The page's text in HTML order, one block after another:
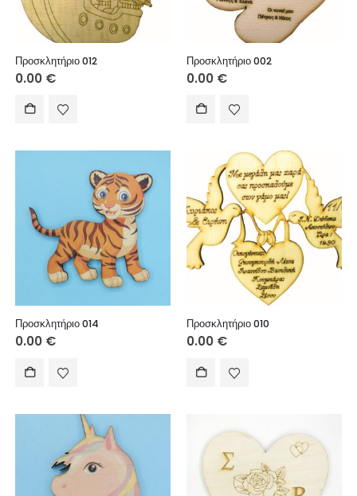
Προσκλητήριο 012
0.00 €
Προσκλητήριο 002
0.00 €
Προσκλητήριο 014
0.00 €
Προσκλητήριο 010
0.00 €